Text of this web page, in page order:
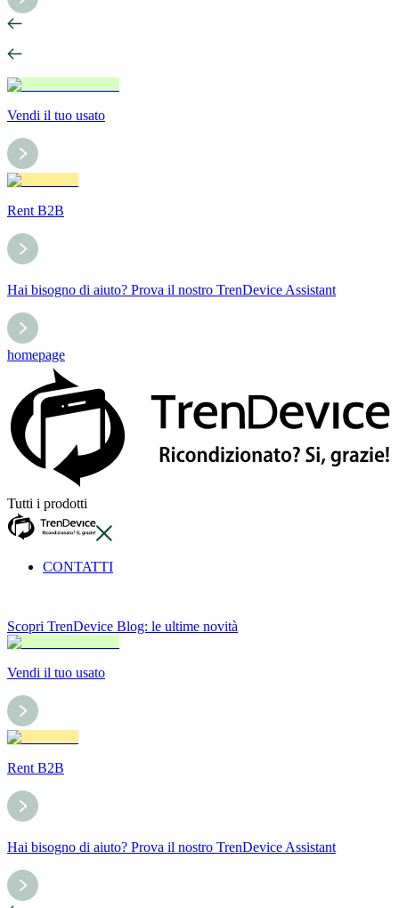
Vendi il tuo usato
Rent B2B
Hai bisogno di aiuto? Prova il nostro TrenDevice Assistant
homepage
Tutti i prodotti
CONTATTI
Scopri TrenDevice Blog: le ultime novità
Vendi il tuo usato
Rent B2B
Hai bisogno di aiuto? Prova il nostro TrenDevice Assistant